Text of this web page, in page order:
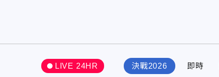
LIVE 24HR 決戰2026 即時